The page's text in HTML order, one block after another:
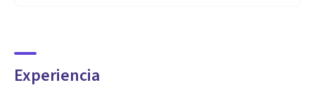
Experiencia